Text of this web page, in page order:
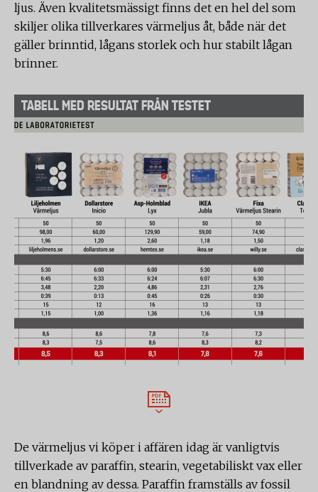
ljus. Även kvalitetsmässigt finns det en hel del som
skiljer olika tillverkares värmeljus åt, både när det
gäller brinntid, lågans storlek och hur stabilt lågan
brinner.
TABELL MED RESULTAT FRÅN TESTET
De värmeljus vi köper i affären idag är vanligtvis
tillverkade av paraffin, stearin, vegetabiliskt vax eller
en blandning av dessa. Paraffin framställs av fossil